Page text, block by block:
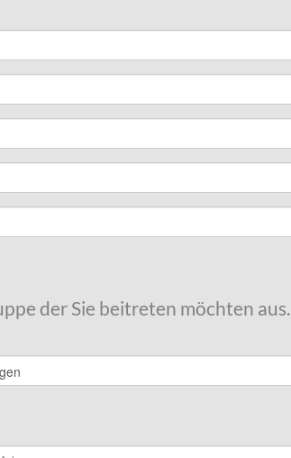
der Sie beitreten möchten aus.